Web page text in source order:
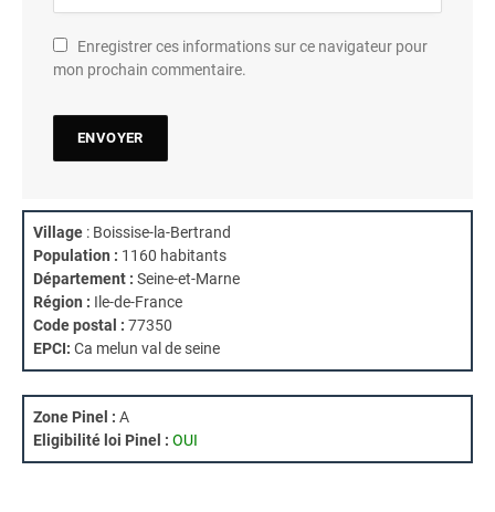
Enregistrer ces informations sur ce navigateur pour
mon prochain commentaire.
Village : Boissise-la-Bertrand
Population : 1160 habitants
Département : Seine-et-Marne
Région : Ile-de-France
Code postal : 77350
EPCI: Ca melun val de seine
Zone Pinel : A
Eligibilité loi Pinel : OUI